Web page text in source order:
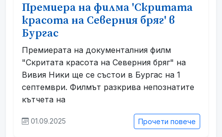
Премиера на филма 'Скритата
красота на Северния бряг' в
Бургас
Премиерата на документалния филм
"Скритата красота на Северния бряг" на
Вивия Ники ще се състои в Бургас на 1
септември. Филмът разкрива непознатите
кътчета на
01.09.2025 Прочети повече